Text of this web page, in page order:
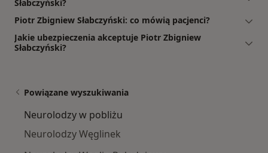
Słabczyński?
Piotr Zbigniew Słabczyński: co mówią pacjenci?
Jakie ubezpieczenia akceptuje Piotr Zbigniew
Słabczyński?
Powiązane wyszukiwania
Neurolodzy w pobliżu
Neurolodzy Węglinek